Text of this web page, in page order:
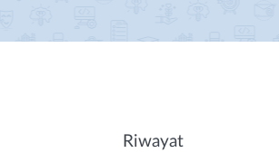
Riwayat